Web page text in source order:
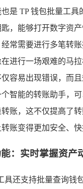
是 TP 钱包批量工具
，能够打开数字资
常需要进行多笔转
进行一场艰难的马
容易出现错误，而
智能的转账助手，
账，这不仅提高了
账变得更加安全、快
：实时掌握资产
具还支持批量查询钱